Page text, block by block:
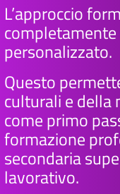
L’approccio
personalizzato.
Questo
culturali e della
come primo
formazione
secondaria
lavorativo.